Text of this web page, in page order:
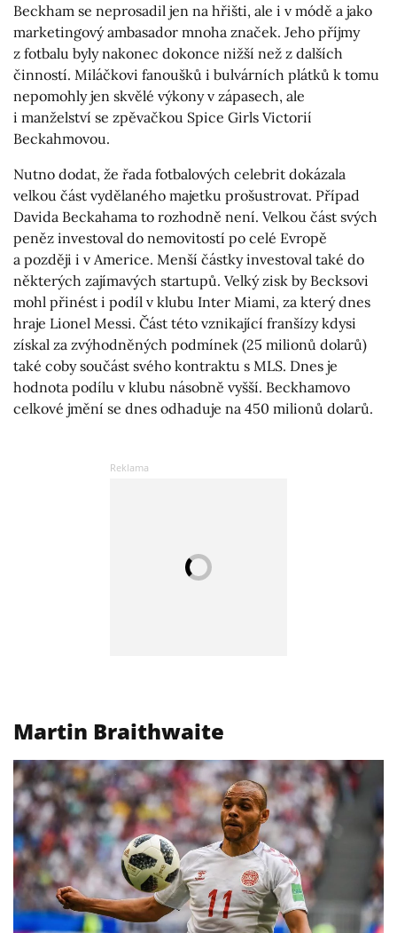
Beckham se neprosadil jen na hřišti, ale i v módě a jako
marketingový ambasador mnoha značek. Jeho příjmy
z fotbalu byly nakonec dokonce nižší než z dalších
činností. Miláčkovi fanoušků i bulvárních plátků k tomu
nepomohly jen skvělé výkony v zápasech, ale
i manželství se zpěvačkou Spice Girls Victorií
Beckahmovou.
Nutno dodat, že řada fotbalových celebrit dokázala
velkou část vydělaného majetku prošustrovat. Případ
Davida Beckahama to rozhodně není. Velkou část svých
peněz investoval do nemovitostí po celé Evropě
a později i v Americe. Menší částky investoval také do
některých zajímavých startupů. Velký zisk by Becksovi
mohl přinést i podíl v klubu Inter Miami, za který dnes
hraje Lionel Messi. Část této vznikající franšízy kdysi
získal za zvýhodněných podmínek (25 milionů dolarů)
také coby součást svého kontraktu s MLS. Dnes je
hodnota podílu v klubu násobně vyšší. Beckhamovo
celkové jmění se dnes odhaduje na 450 milionů dolarů.
Martin Braithwaite